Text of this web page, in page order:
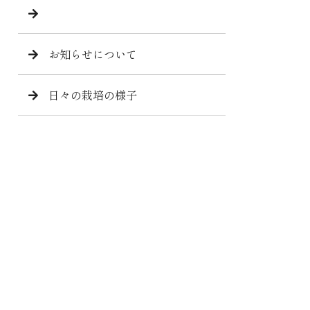
お知らせについて
日々の栽培の様子